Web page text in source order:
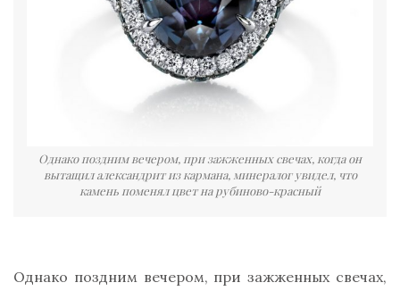
Однако поздним вечером, при зажженных свечах, когда он
вытащил александрит из кармана, минералог увидел, что
камень поменял цвет на рубиново-красный
Однако поздним вечером, при зажженных свечах,